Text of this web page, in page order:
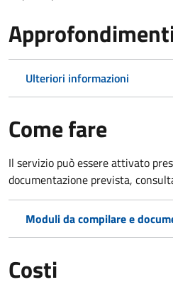
Ulteriori informazioni
Come fare
Il servizio può essere attivato
documentazione prevista,
Moduli da compilare e
Costi